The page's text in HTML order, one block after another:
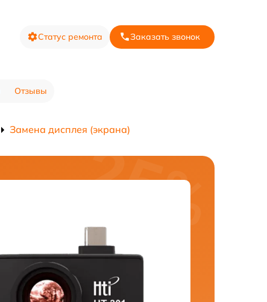
Статус ремонта Заказать звонок
Отзывы
Замена дисплея (экрана)